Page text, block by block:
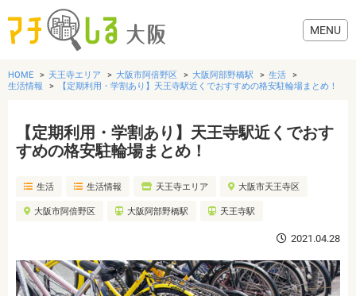
グルメ
歯医者・病院
おでかけ
HOME 天王寺エリア 大阪市阿倍野区 大阪阿部野橋駅
生活
生活情報
【定期利用・学割あり】天王寺駅近くでおすすめの格安駐輪場まとめ！
【定期利用・学割あり】天王寺駅近くでおす
すめの格安駐輪場まとめ！
生活 生活情報 天王寺エリア 大阪市天王寺区
大阪市阿倍野区 大阪阿部野橋駅 天王寺駅
2021.04.28